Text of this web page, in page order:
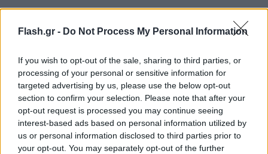
Flash.gr - Do Not Process My Personal Information
If you wish to opt-out of the sale, sharing to third parties, or
processing of your personal or sensitive information for
targeted advertising by us, please use the below opt-out
section to confirm your selection. Please note that after your
opt-out request is processed you may continue seeing
interest-based ads based on personal information utilized by
us or personal information disclosed to third parties prior to
your opt-out. You may separately opt-out of the further